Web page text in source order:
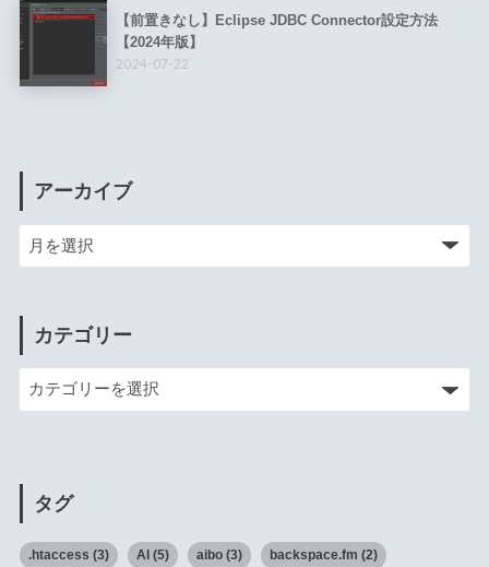
【前置きなし】Eclipse JDBC Connector設定方法
【2024年版】
2024-07-22
アーカイブ
カテゴリー
タグ
.htaccess (3) AI (5) aibo(3) backspace.fm (2)